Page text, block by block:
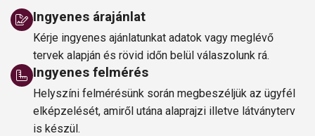
Ingyenes árajánlat
Kérje ingyenes ajánlatunkat adatok vagy meglévő
tervek alapján és rövid időn belül válaszolunk rá.
Ingyenes felmérés
Helyszíni felmérésünk során megbeszéljük az ügyfél
elképzelését, amiről utána alaprajzi illetve látványterv
is készül.